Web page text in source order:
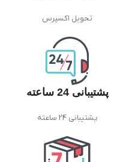
تحویل اکسپرس
پشتیبانی 24 ساعته
پشتیبانی 24 ساعته